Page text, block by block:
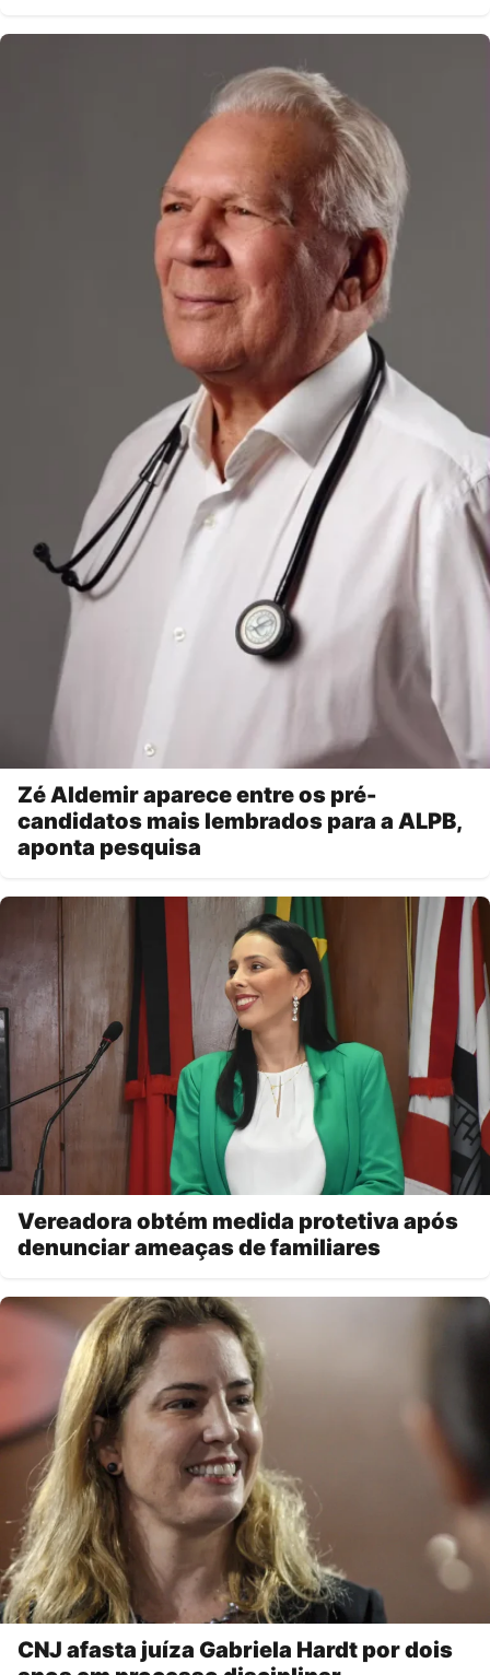
Zé Aldemir aparece entre os pré-
candidatos mais lembrados para a ALPB,
aponta pesquisa
Vereadora obtém medida protetiva após
denunciar ameaças de familiares
CNJ afasta juíza Gabriela Hardt por dois